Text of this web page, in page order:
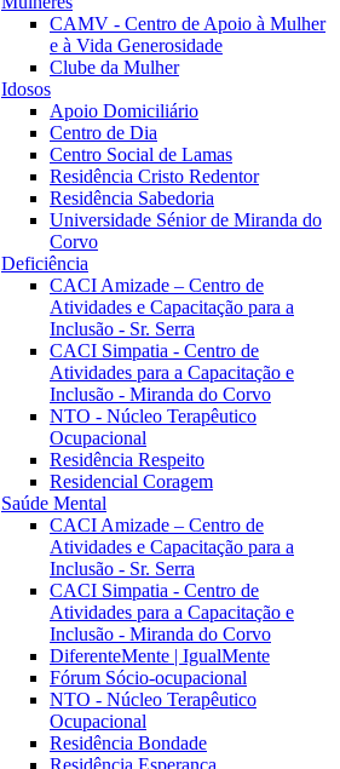
CAMV - Centro de Apoio à Mulher
e à Vida Generosidade
Clube da Mulher
Idosos
Apoio Domiciliário
Centro de Dia
Centro Social de Lamas
Residência Cristo Redentor
Residência Sabedoria
Universidade Sénior de Miranda do
Corvo
Deficiência
CACI Amizade – Centro de
Atividades e Capacitação para a
Inclusão - Sr. Serra
CACI Simpatia - Centro de
Atividades para a Capacitação e
Inclusão - Miranda do Corvo
NTO - Núcleo Terapêutico
Ocupacional
Residência Respeito
Residencial Coragem
Saúde Mental
CACI Amizade – Centro de
Atividades e Capacitação para a
Inclusão - Sr. Serra
CACI Simpatia - Centro de
Atividades para a Capacitação e
Inclusão - Miranda do Corvo
DiferenteMente | IgualMente
Fórum Sócio-ocupacional
NTO - Núcleo Terapêutico
Ocupacional
Residência Bondade
Residência Esperança